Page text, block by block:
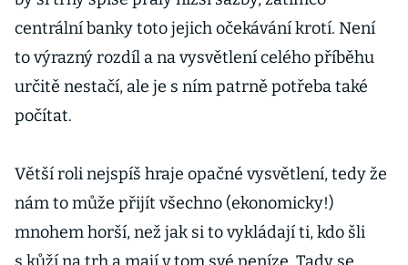
centrální banky toto jejich očekávání krotí. Není
to výrazný rozdíl a na vysvětlení celého příběhu
určitě nestačí, ale je s ním patrně potřeba také
počítat.
Větší roli nejspíš hraje opačné vysvětlení, tedy že
nám to může přijít všechno (ekonomicky!)
mnohem horší, než jak si to vykládají ti, kdo šli